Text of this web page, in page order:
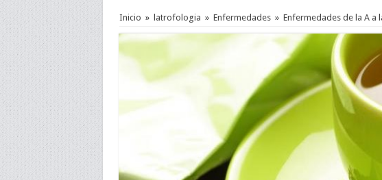
Inicio » latrofologia » Enfermedades » Enfermedades de la A a